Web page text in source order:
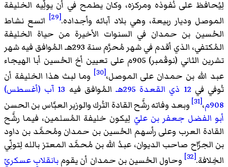
لِيُحافظ على نُفوذه ومركزه، وكان يطمح في أن يولِّيه الخليفة
الموصل وديار ربيعة، وهي بلاد آبائه وأجداده.[29]
اتسع نشاط
الحُسين بن حمدان في السنوات الأخيرة من حياة الخليفة
المُكتفي، الذي أقدم في شهر مُحرَّم سنة 293هـ المُوافق فيه شهر
تشرين الثاني (نوڤمبر) 905م على تعيين أخ الحُسين أبا الهيجاء
عبد الله بن حمدان على الموصل،[30]
وما لبث هذا الخليفة أن
تُوفي في 12 ذي القعدة 295هـ المُوافق فيه 13 آب (أغسطس)
908م ،[31]
وبعد وفاته رشَّح القادة التُرك والوزير العبَّاس بن الحسن
أبو الفضل جعفر بن عليّ لِيكون خليفة المُسلمين، فيما رشَّح
القادة العرب وعلى رأسهم الحُسين بن حمدان ومُحمَّد بن داود
بن الجرَّاح صاحب الديوان، عبدُ الله بن مُحمَّد المعتز بالله لِتولِّي
الخِلافة.[32] وحاول الحُسين بن حمدان أن يقومبانقلابٍ عسكريٍّ